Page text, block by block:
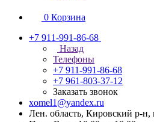
0 Корзина
+7 911-991-86-68
Назад
Телефоны
+7 911-991-86-68
+7 961-803-37-12
Заказать звонок
xomel1@yandex.ru
Лен. область, Кировский р-